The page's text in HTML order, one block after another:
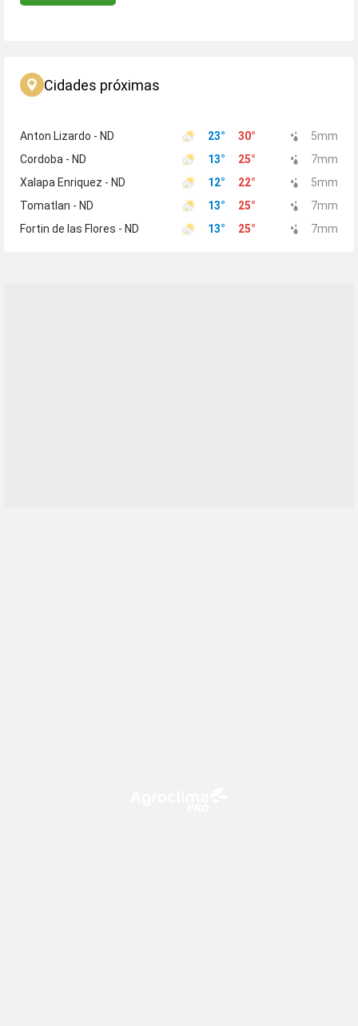
Cidades próximas
Anton Lizardo - ND 23° 30° 5mm
Cordoba - ND
13° 25° 7mm
Xalapa Enriquez - ND
12° 22° 5mm
Tomatlan - ND
13° 25° 7mm
Fortin de las Flores - ND
13° 25° 7mm